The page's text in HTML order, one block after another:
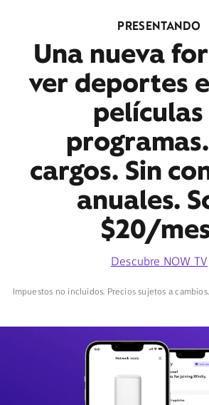
PRESENTANDO
Una nueva
ver deportes
cargos. Sin
anuales.
$20/
Descubre NOW TV
Impuestos no incluidos. Precios sujetos a